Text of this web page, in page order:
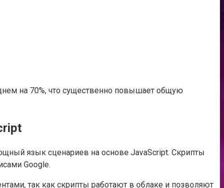
на 70%, что существенно повышает общую
язык сценариев на основе JavaScript. Скрипты
Google.
так как скрипты работают в облаке и позволяют